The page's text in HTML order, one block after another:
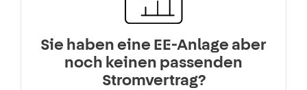
Sie haben eine EE-Anlage aber
noch keinen passenden
Stromvertrag?